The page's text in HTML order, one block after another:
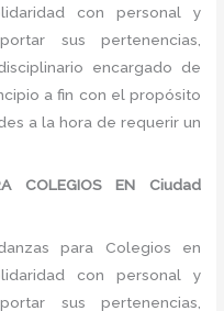
con personal y
sus pertenencias,
encargado de
a fin con el propósito
a la hora de requerir un
COLEGIOS EN Ciudad
para Colegios en
con personal y
sus pertenencias,